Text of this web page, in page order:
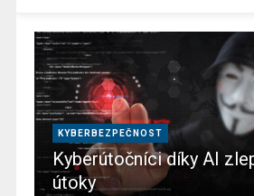
KYBERBEZPEČNOST
Kyberútočníci díky AI
útoky